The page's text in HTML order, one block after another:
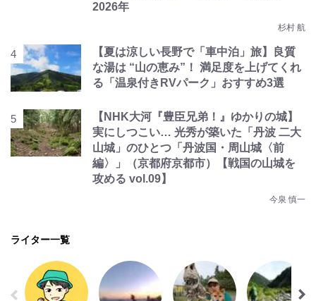
2026年
杉村 航
【夏は涼しい長野で「車中泊」旅】良質
な湯は “山の恵み”！ 満足度を上げてくれ
る「温泉付きRVパーク」おすすめ3選
【NHK大河『豊臣兄弟！』ゆかりの城】
実にしつこい… 光秀が築いた「丹波 二大
山城」のひとつ「丹波国・周山城〈前
編〉」（京都府京都市）【戦国の山城を
攻める vol.09】
今泉 慎一
ライター一覧